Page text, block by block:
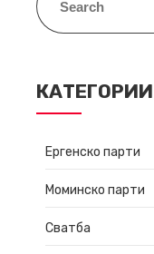
КАТЕГОРИИ
Ергенско парти
Моминско парти
Сватба